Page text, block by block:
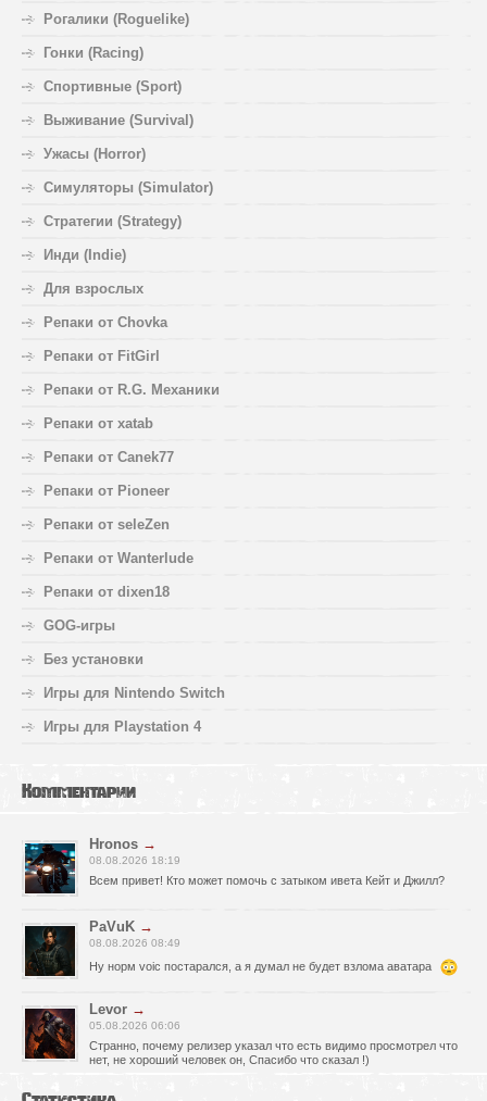
Рогалики (Roguelike)
Гонки (Racing)
Спортивные (Sport)
Выживание (Survival)
Ужасы (Horror)
Симуляторы (Simulator)
Стратегии (Strategy)
Инди (Indie)
Для взрослых
Репаки от Chovka
Репаки от FitGirl
Репаки от R.G. Механики
Репаки от xatab
Репаки от Canek77
Репаки от Pioneer
Репаки от seleZen
Репаки от Wanterlude
Репаки от dixen18
GOG-игры
Без установки
Игры для Nintendo Switch
Игры для Playstation 4
Комментарии
Hronos →
08.08.2026 18:19
Всем привет! Кто может помочь с затыком ивета Кейт и Джилл?
PaVuK →
08.08.2026 08:49
Ну норм voic постарался, а я думал не будет взлома аватара
Levor →
05.08.2026 06:06
Странно, почему релизер указал что есть видимо просмотрел что
нет, не хороший человек он, Спасибо что сказал !)
fr0zen142